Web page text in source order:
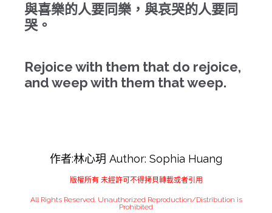
與喜樂的人要同樂，與哀哭的人要同
哭。
Rejoice with them that do rejoice,
and weep with them that weep.
作者:林心玥 Author: Sophia Huang
版權所有 未經許可不得拷貝轉載或者引用
All Rights Reserved. Unauthorized Reproduction/Distribution is
Prohibited